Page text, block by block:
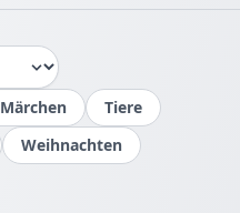
Märchen
Tiere
Weihnachten